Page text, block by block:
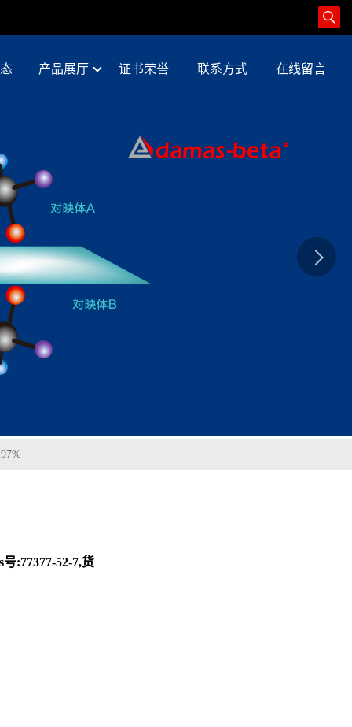
产品展厅 证书荣誉 联系方式 在线留言
:77377-52-7,货